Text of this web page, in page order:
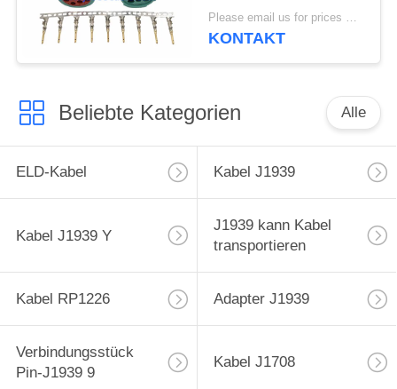
J1939 mit 9 Stiften
Please email us for prices MOQ:100 Stück
KONTAKT
Beliebte Kategorien Alle
ELD-Kabel Kabel J1939
Kabel J1939 Y
J1939 kann Kabel
transportieren
Kabel RP1226 Adapter J1939
Verbindungsstück
Pin-J1939 9
Kabel J1708